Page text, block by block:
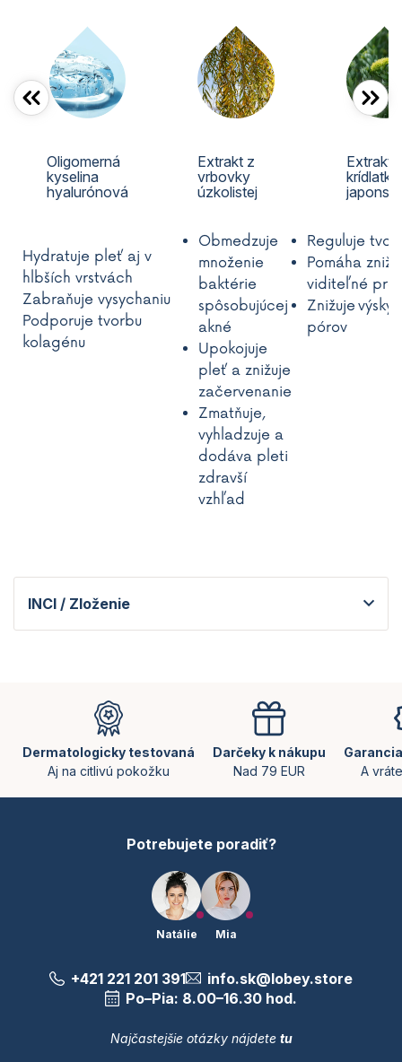
Oligomerná
kyselina
hyalurónová
Hydratuje pleť aj v
hlbších vrstvách
Zabraňuje vysychaniu
Podporuje tvorbu
kolagénu
Extrakt z
vrbovky
úzkolistej
Obmedzuje
množenie
baktérie
spôsobujúcej
akné
Upokojuje
pleť a znižuje
začervenanie
Zmatňuje,
vyhladzuje a
dodáva pleti
zdravší
vzhľad
Extrakt
krídlatky
Reguluje
Pomáha
viditeľné
Znižujevýskyt
pórov
INCI / Zloženie
Dermatologicky testovaná
Aj na citlivú pokožku
Darčeky k nákupu
Nad 79 EUR
A
Potrebujete poradiť?
Natálie Mia
+421 221 201 391
info.sk@lobey.store
Po–Pia: 8.00–16.30 hod.
Najčastejšie otázky nájdete tu